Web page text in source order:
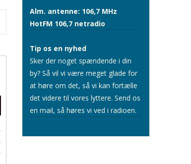
Alm. antenne: 106,7 MHz
HotFM 106,7 netradio
Tip os en nyhed
Sker der noget spændende i din
by? Så vil vi være meget glade for
at høre om det, så vi kan fortælle
det videre til vores lyttere. Send os
en mail, så høres vi ved i radioen.